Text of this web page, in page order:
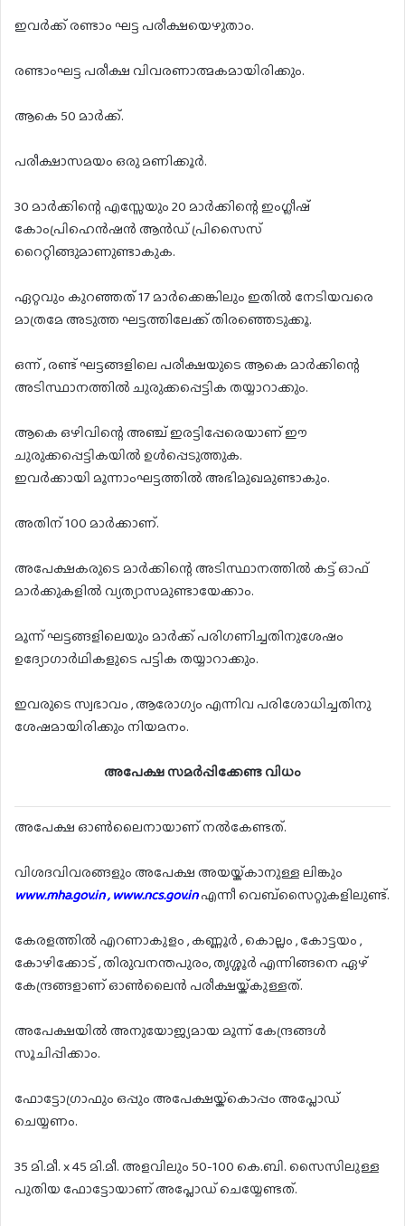
ഇവർക്ക് രണ്ടാം ഘട്ട പരീക്ഷയെഴുതാം.
രണ്ടാംഘട്ട പരീക്ഷ വിവരണാത്മകമായിരിക്കും.
ആകെ 50 മാർക്ക്.
പരീക്ഷാസമയം ഒരു മണിക്കൂർ.
30 മാർക്കിന്റെ എസ്സേയും 20 മാർക്കിന്റെ ഇംഗ്ലീഷ്
കോംപ്രിഹെൻഷൻ ആൻഡ് പ്രിസൈസ്
റൈറ്റിങ്ങുമാണുണ്ടാകുക.
ഏറ്റവും കുറഞ്ഞത് 17 മാർക്കെങ്കിലും ഇതിൽ നേടിയവരെ
മാത്രമേ അടുത്ത ഘട്ടത്തിലേക്ക് തിരഞ്ഞെടുക്കൂ.
ഒന്ന് , രണ്ട് ഘട്ടങ്ങളിലെ പരീക്ഷയുടെ ആകെ മാർക്കിന്റെ
അടിസ്ഥാനത്തിൽ ചുരുക്കപ്പെട്ടിക തയ്യാറാക്കും.
ആകെ ഒഴിവിന്റെ അഞ്ച് ഇരട്ടിപ്പേരെയാണ് ഈ
ചുരുക്കപ്പെട്ടികയിൽ ഉൾപ്പെടുത്തുക.
ഇവർക്കായി മൂന്നാംഘട്ടത്തിൽ അഭിമുഖമുണ്ടാകും.
അതിന് 100 മാർക്കാണ്.
അപേക്ഷകരുടെ മാർക്കിന്റെ അടിസ്ഥാനത്തിൽ കട്ട് ഓഫ്
മാർക്കുകളിൽ വ്യത്യാസമുണ്ടായേക്കാം.
മൂന്ന് ഘട്ടങ്ങളിലെയും മാർക്ക് പരിഗണിച്ചതിനുശേഷം
ഉദ്യോഗാർഥികളുടെ പട്ടിക തയ്യാറാക്കും.
ഇവരുടെ സ്വഭാവം , ആരോഗ്യം എന്നിവ പരിശോധിച്ചതിനു
ശേഷമായിരിക്കും നിയമനം.
അപേക്ഷ സമർപ്പിക്കേണ്ട വിധം
അപേക്ഷ ഓൺലൈനായാണ് നൽകേണ്ടത്.
വിശദവിവരങ്ങളും അപേക്ഷ അയയ്ക്കാനുള്ള ലിങ്കും
www.mha.gov.in , www.ncs.gov.inഎന്നീ വെബ്സൈറ്റുകളിലുണ്ട്.
കേരളത്തിൽ എറണാകുളം , കണ്ണൂർ , കൊല്ലം , കോട്ടയം ,
കോഴിക്കോട് , തിരുവനന്തപുരം, തൃശ്ശൂർ എന്നിങ്ങനെ ഏഴ്
കേന്ദ്രങ്ങളാണ് ഓൺലൈൻ പരീക്ഷയ്ക്കുള്ളത്.
അപേക്ഷയിൽ അനുയോജ്യമായ മൂന്ന് കേന്ദ്രങ്ങൾ
സൂചിപ്പിക്കാം.
ഫോട്ടോഗ്രാഫും ഒപ്പും അപേക്ഷയ്ക്കൊപ്പം അപ്ലോഡ്
ചെയ്യണം.
35 മി.മീ. x 45 മി.മീ. അളവിലും 50-100 കെ.ബി. സൈസിലുള്ള
പുതിയ ഫോട്ടോയാണ് അപ്ലോഡ് ചെയ്യേണ്ടത്.